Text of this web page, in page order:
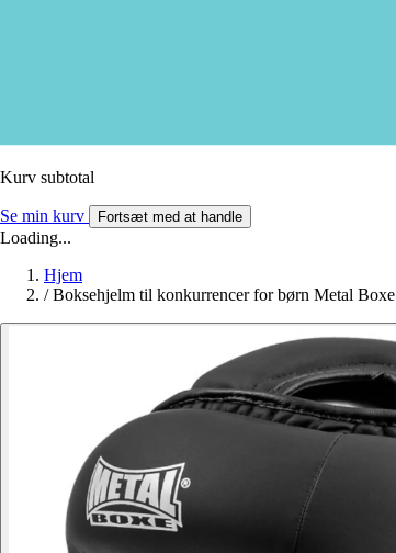
Kurv subtotal
Se min kurv Fortsæt med at handle
Loading...
Hjem
/ Boksehjelm til konkurrencer for børn Metal Boxe